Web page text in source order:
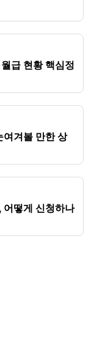
급 현황 핵심정
여겨볼 만한 상
어떻게 신청하나